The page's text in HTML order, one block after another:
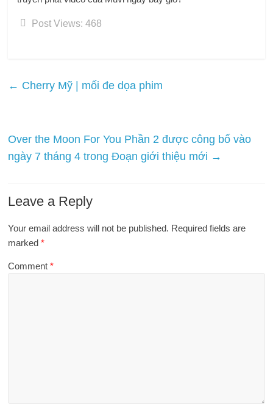
Post Views: 468
← Cherry Mỹ | mối đe dọa phim
Over the Moon For You Phần 2 được công bố vào
ngày 7 tháng 4 trong Đoạn giới thiệu mới →
Leave a Reply
Your email address will not be published. Required fields are
marked*
Comment*